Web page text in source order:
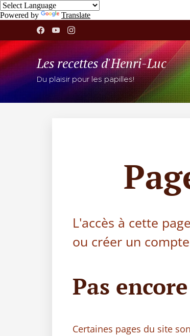
Powered by Translate
Les recettes d'Henri-Luc
Du plaisir pour les papilles!
L'accès à cette
ou créer un
Pas
Certaines pages du site